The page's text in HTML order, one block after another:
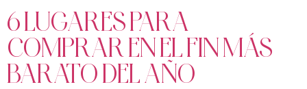
6 LUGARES PARA
COMPRAR EN EL FIN MÁS
BARATO DEL AÑO